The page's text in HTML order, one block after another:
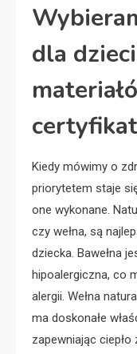
dla
Kiedy mówimy o
priorytetem staje
one wykonane.
czy wełna, są
dziecka. Bawełna
hipoalergiczna, co
alergii. Wełna
ma doskonałe
zapewniając